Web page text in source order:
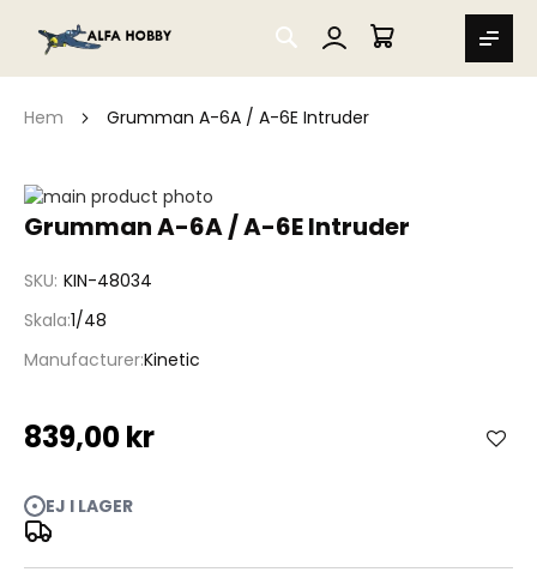
SEARCH
MIN VARUKORG
Hem Grumman A-6A / A-6E Intruder
Grumman A-6A / A-6E Intruder
SKU KIN-48034
Skala 1/48
ManufacturerKinetic
839,00 kr
EJ I LAGER
Hoppa
till
bildgalleriet
Hoppa
av
bildgalleriet